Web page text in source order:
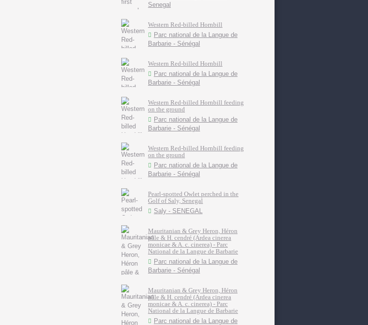
Senegal
Western Red-billed Hornbill
Parc national de la Langue de
Barbarie - Sénégal
Western Red-billed Hornbill
Parc national de la Langue de
Barbarie - Sénégal
Western Red-billed Hornbill feeding
on the ground
Parc national de la Langue de
Barbarie - Sénégal
Western Red-billed Hornbill feeding
on the ground
Parc national de la Langue de
Barbarie - Sénégal
Pearl-spotted Owlet perched in the
Golf of Saly, Senegal
Saly - SENEGAL
Mauritanian & Grey Heron, Héron
pâle & H. cendré (Ardea cinerea
monicae & A. c. cinerea) - Parc
National de la Langue de Barbarie
Parc national de la Langue de
Barbarie - Sénégal
Mauritanian & Grey Heron, Héron
pâle & H. cendré (Ardea cinerea
monicae & A. c. cinerea) - Parc
National de la Langue de Barbarie
Parc national de la Langue de